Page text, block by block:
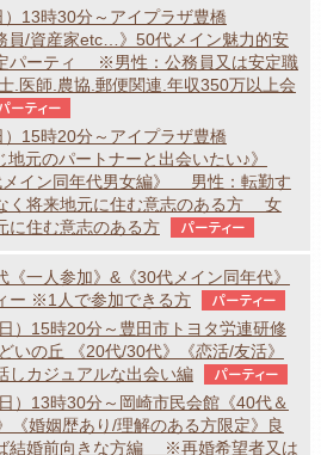
）13時30分～アイプラザ豊橋
員/資産家etc…》50代メイン魅力的安
パーティ ※男性：公務員又は安定職
士.医師.農協.郵便関連.年収350万以上会
ーティー
）15時20分～アイプラザ豊橋
地元のパートナーと出会いたい♪》
メイン同年代男女編》 男性：転勤す
く将来地元に住む意志のある方 女
に住む意志のある方
パーティー
《一人参加》&《30代メイン同年代》
ー ※1人で参加できる方
パーティー
）15時20分～豊田市トヨタ労連研修
いの丘 《20代/30代》《恋活/友活》
しカジュアルな出会い編
パーティー
）13時30分～岡崎市民会館《40代＆
《婚姻歴あり/理解のある方限定》良
結婚前向きな方編 ※再婚希望者又は